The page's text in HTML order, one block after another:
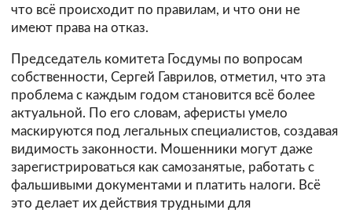
что всё происходит по правилам, и что они не
имеют права на отказ.
Председатель комитета Госдумы по вопросам
собственности, Сергей Гаврилов, отметил, что эта
проблема с каждым годом становится всё более
актуальной. По его словам, аферисты умело
маскируются под легальных специалистов, создавая
видимость законности. Мошенники могут даже
зарегистрироваться как самозанятые, работать с
фальшивыми документами и платить налоги. Всё
это делает их действия трудными для